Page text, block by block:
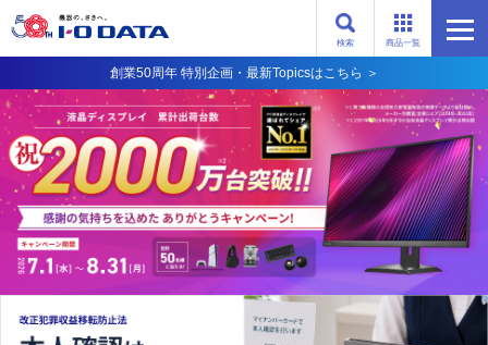
商品一覧
検索
創業50周年 特別企画・最新Topicsはこちら ＞